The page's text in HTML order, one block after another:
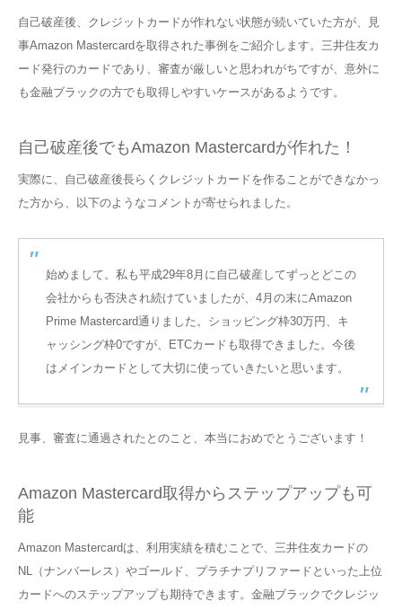
自己破産後、クレジットカードが作れない状態が続いていた方が、見
事Amazon Mastercardを取得された事例をご紹介します。三井住友カ
ード発行のカードであり、審査が厳しいと思われがちですが、意外に
も金融ブラックの方でも取得しやすいケースがあるようです。
自己破産後でもAmazon Mastercardが作れた！
実際に、自己破産後長らくクレジットカードを作ることができなかっ
た方から、以下のようなコメントが寄せられました。
始めまして。私も平成29年8月に自己破産してずっとどこの
会社からも否決され続けていましたが、4月の末にAmazon
Prime Mastercard通りました。ショッピング枠30万円、キ
ャッシング枠0ですが、ETCカードも取得できました。今後
はメインカードとして大切に使っていきたいと思います。
見事、審査に通過されたとのこと、本当におめでとうございます！
Amazon Mastercard取得からステップアップも可
能
Amazon Mastercardは、利用実績を積むことで、三井住友カードの
NL（ナンバーレス）やゴールド、プラチナプリファードといった上位
カードへのステップアップも期待できます。金融ブラックでクレジッ